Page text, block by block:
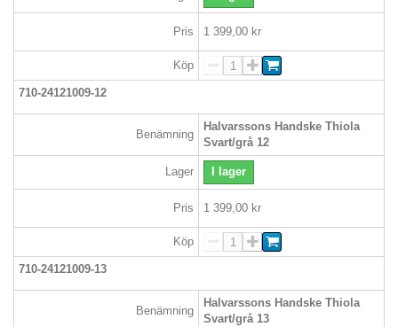
Pris 1 399,00 kr
Köp
710-24121009-12
Benämning
Halvarssons Handske Thiola
Svart/grå 12
Lager I lager
Pris 1 399,00 kr
Köp
710-24121009-13
Benämning
Halvarssons Handske Thiola
Svart/grå 13